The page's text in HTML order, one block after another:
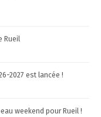
Rueil
2027 est lancée !
weekend pour Rueil !